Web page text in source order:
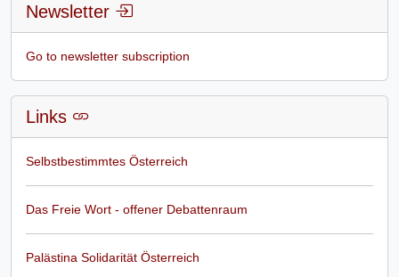
Newsletter
Go to newsletter subscription
Links
Selbstbestimmtes Österreich
Das Freie Wort - offener Debattenraum
Palästina Solidarität Österreich